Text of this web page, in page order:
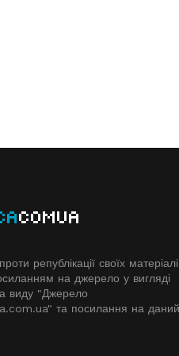
COMUA
републікації своїх
на джерело у вигляді
виду "Джерело
та посилання на даний